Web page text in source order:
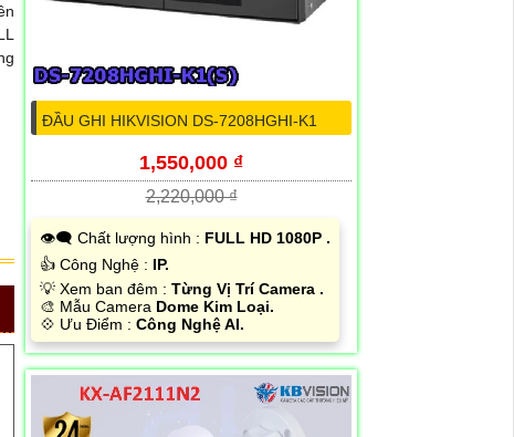
ĐẦU GHI HIKVISION DS-7208HGHI-K1
1,550,000 ₫
2,220,000 ₫
👁️‍🗨 Chất lượng hình : FULL HD 1080P .
👍 Công Nghệ : IP.
💡 Xem ban đêm : Từng Vị Trí Camera .
🎨 Mẫu Camera Dome Kim Loại.
️💠 Ưu Điểm : Công Nghệ AI.